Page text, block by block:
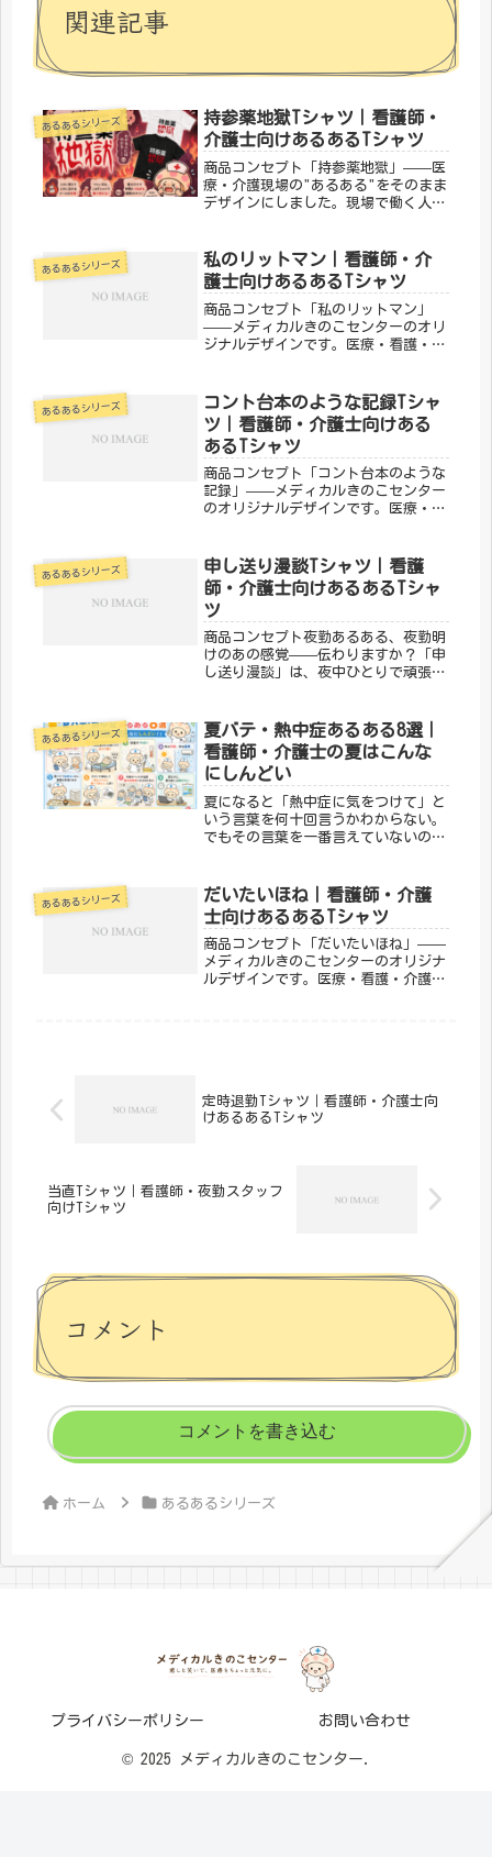
関連記事
あるあるシリーズ
持参薬地獄Tシャツ｜看護師・
介護士向けあるあるTシャツ
商品コンセプト「持参薬地獄」——医
療・介護現場の"あるある"をそのまま
デザインにしました。現場で働く人な
ィカルきのこセンター」が手がけるこ
のデザインは、医療・介護の日常を
ユ...
あるあるシリーズ
私のリットマン｜看護師・介
護士向けあるあるTシャツ
商品コンセプト「私のリットマン」
——メディカルきのこセンターのオリ
ジナルデザインです。医療・看護・介
はもちろん、プレゼントにもぴったり
です。「メディカルきのこセンター」
が手...
あるあるシリーズ
コント台本のような記録Tシャ
ツ｜看護師・介護士向けある
あるTシャツ
商品コンセプト「コント台本のような
記録」——メディカルきのこセンター
のオリジナルデザインです。医療・看
常使いはもちろん、プレゼントにもぴ
ったりです。「メディカルきのこセン
タ...
あるあるシリーズ
申し送り漫談Tシャツ｜看護
師・介護士向けあるあるTシャ
ツ
商品コンセプト夜勤あるある、夜勤明
けのあの感覚——伝わりますか？「申
し送り漫談」は、夜中ひとりで頑張る
への共感とエールを込めて。「メディ
カルきのこセンター」が手がけるこの
デ...
あるあるシリーズ
夏バテ・熱中症あるある8選｜
看護師・介護士の夏はこんな
にしんどい
夏になると「熱中症に気をつけて」と
いう言葉を何十回言うかわからない。
でもその言葉を一番言えていないの
やら——そんな看護師・介護士の夏あ
るあるを8つ集めました。① 患者さん
に...
あるあるシリーズ
だいたいほね｜看護師・介護
士向けあるあるTシャツ
商品コンセプト「だいたいほね」——
メディカルきのこセンターのオリジナ
ルデザインです。医療・看護・介護の
定時退勤Tシャツ｜看護師・介護士向
けあるあるTシャツ
当直Tシャツ｜看護師・夜勤スタッフ
向けTシャツ
コメント
コメントを書き込む
ホーム あるあるシリーズ
プライバシーポリシー お問い合わせ
© 2025 メディカルきのこセンター.